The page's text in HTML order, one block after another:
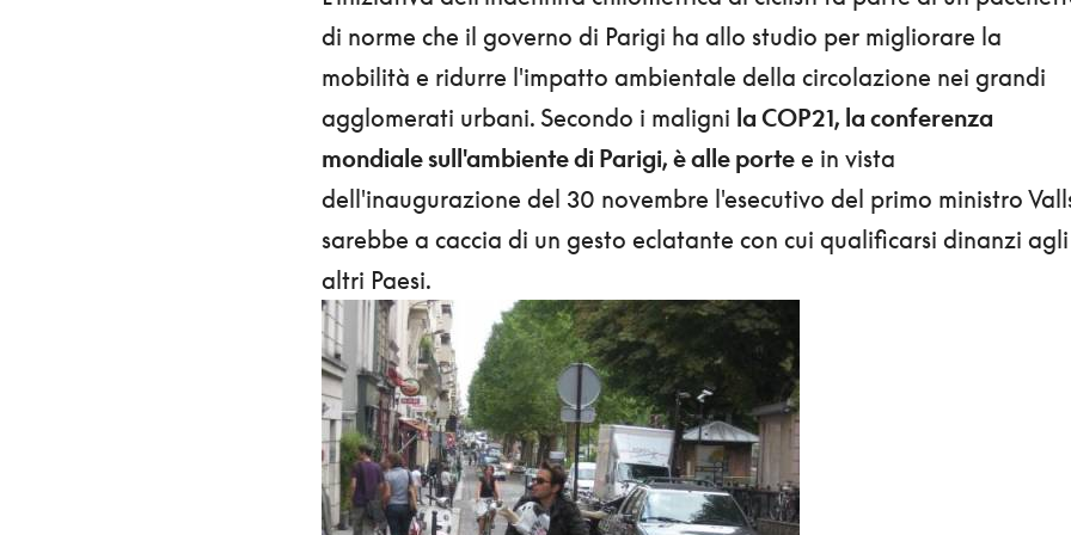
di norme che il governo di Parigi ha allo studio per migliorare la
mobilità e ridurre l'impatto ambientale della circolazione nei grandi
agglomerati urbani. Secondo i maligni la COP21, la conferenza
mondiale sull'ambiente di Parigi, è alle portee in vista
dell'inaugurazione del 30 novembre l'esecutivo del primo ministro
sarebbe a caccia di un gesto eclatante con cui qualificarsi dinanzi agli
altri Paesi.